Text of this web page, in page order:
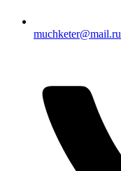
muchketer@mail.ru